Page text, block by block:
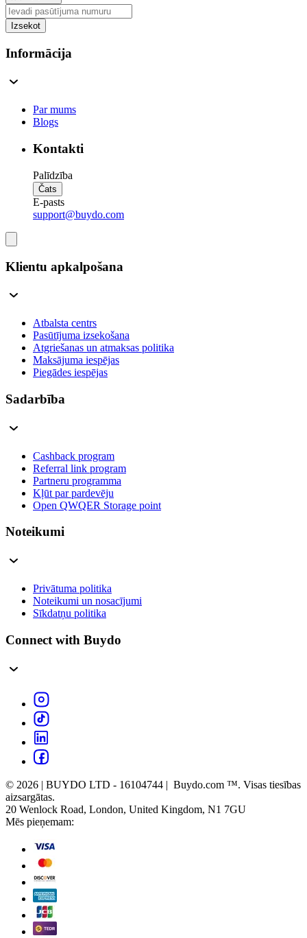
Izsekot
Informācija
Par mums
Blogs
Kontakti
Palīdzība
Čats
E-pasts
support@buydo.com
Klientu apkalpošana
Atbalsta centrs
Pasūtījuma izsekošana
Atgriešanas un atmaksas politika
Maksājuma iespējas
Piegādes iespējas
Sadarbība
Cashback program
Referral link program
Partneru programma
Kļūt par pardevēju
Open QWQER Storage point
Noteikumi
Privātuma politika
Noteikumi un nosacījumi
Sīkdatņu politika
Connect with Buydo
© 2026 | BUYDO LTD - 16104744 | Buydo.com ™. Visas tiesības
aizsargātas.
20 Wenlock Road, London, United Kingdom, N1 7GU
Mēs pieņemam: